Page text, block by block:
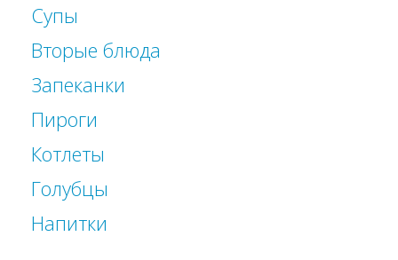
Супы
Вторые блюда
Запеканки
Пироги
Котлеты
Голубцы
Напитки